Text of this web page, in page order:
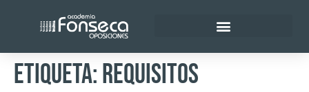
Etiqueta:Requisitos